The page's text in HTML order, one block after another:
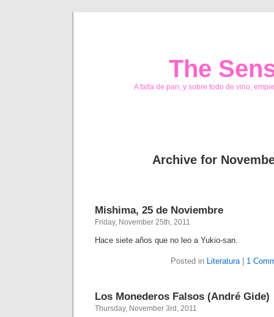
The
A falta de pan, y sobre todo de vino,
Archive for
Mishima, 25 de Noviembre
Friday, November 25th, 2011
Hace siete años que no leo a Yukio-san.
Posted in Literatura| 1
Los Monederos Falsos (André Gide)
Thursday, November 3rd, 2011